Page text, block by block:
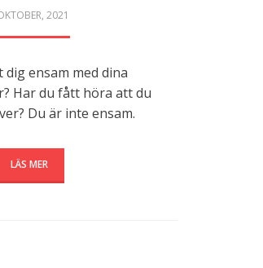
2021
dig ensam med dina
Har du fått höra att du
Du är inte ensam.
LÄS MER